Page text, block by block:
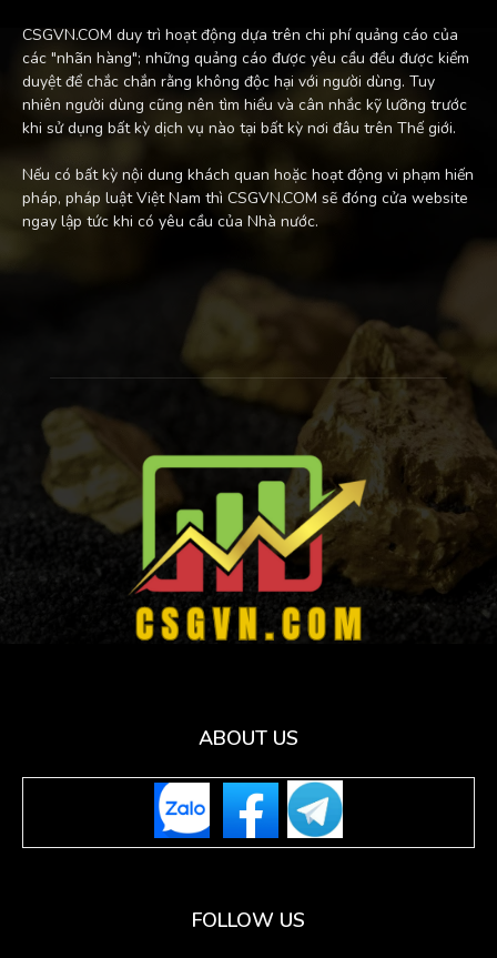
CSGVN.COM duy trì hoạt động dựa trên chi phí quảng cáo của
các "nhãn hàng"; những quảng cáo được yêu cầu đều được kiểm
duyệt để chắc chắn rằng không độc hại với người dùng. Tuy
nhiên người dùng cũng nên tìm hiểu và cân nhắc kỹ lưỡng trước
khi sử dụng bất kỳ dịch vụ nào tại bất kỳ nơi đâu trên Thế giới.
Nếu có bất kỳ nội dung khách quan hoặc hoạt động vi phạm hiến
pháp, pháp luật Việt Nam thì CSGVN.COM sẽ đóng cửa website
ngay lập tức khi có yêu cầu của Nhà nước.
ABOUT US
FOLLOW US